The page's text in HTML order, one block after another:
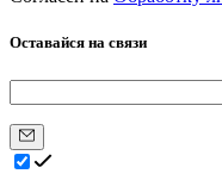
Оставайся на связи